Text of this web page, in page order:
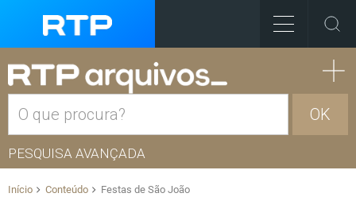
OK
PESQUISA AVANÇADA
Início Conteúdo Festas de São João